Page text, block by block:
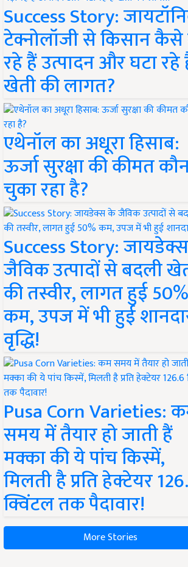
Success Story:
टेक्नोलॉजी से किसान कैसे
रहे हैं उत्पादन और घटा रहे
खेती की लागत?
एथेनॉल का अधूरा हिसाब:
ऊर्जा सुरक्षा की कीमत
चुका रहा है?
Success Story:
जैविक उत्पादों से बदली
की तस्वीर, लागत हुई 50%
कम, उपज में भी हुई
वृद्धि!
Pusa Corn Varieties:
समय में तैयार हो जाती हैं
मक्का की ये पांच किस्में,
मिलती है प्रति हेक्टेयर
क्विंटल तक पैदावार!
More Stories